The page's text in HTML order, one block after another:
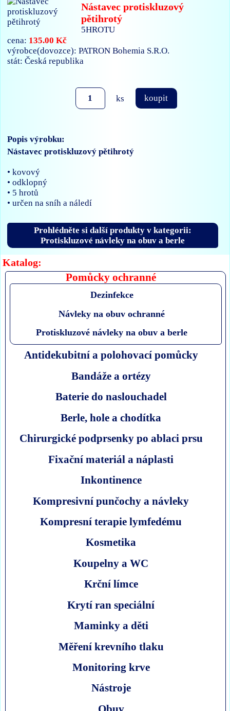
Katalog:
Pomůcky ochranné
Dezinfekce
Návleky na obuv ochranné
Protiskluzové návleky na obuv a berle
Antidekubitní a polohovací pomůcky
Bandáže a ortézy
Baterie do naslouchadel
Berle, hole a chodítka
Chirurgické podprsenky po ablaci prsu
Fixační materiál a náplasti
Inkontinence
Kompresivní punčochy a návleky
Kompresní terapie lymfedému
Kosmetika
Koupelny a WC
Krční límce
Krytí ran speciální
Maminky a děti
Měření krevního tlaku
Monitoring krve
Nástroje
Obuv
Nástavec protiskluzový
pětihrotý
5HROTU
cena: 135.00 Kč
výrobce(dovozce): PATRON Bohemia S.R.O.
stát: Česká republika
ks koupit
Popis výrobku:
Nástavec protiskluzový pětihrotý
• kovový
• odklopný
• 5 hrotů
• určen na sníh a náledí
Prohlédněte si další produkty v kategorii:
Protiskluzové návleky na obuv a berle